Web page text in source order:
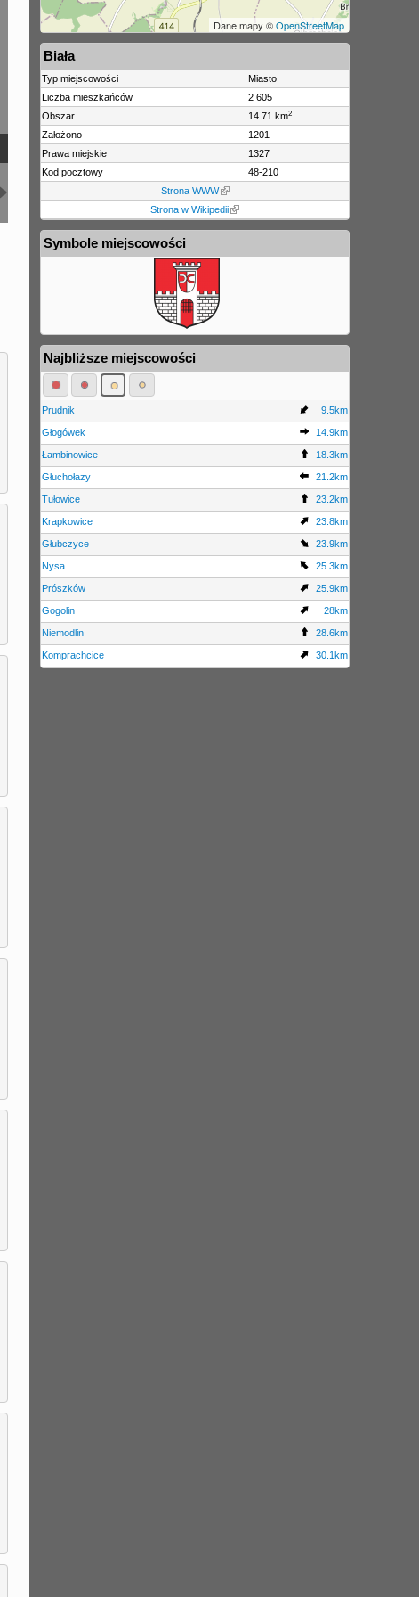
Dane mapy ©OpenStreetMap
Biała
Typ miejscowości
Miasto
Liczba mieszkańców
2 605
Obszar
14.71 km2
Założono
1201
Prawa miejskie
1327
Kod pocztowy
48-210
Strona WWW
Strona w Wikipedii
Symbole miejscowości
Najbliższe miejscowości
Prudnik 9.5km
Głogówek 14.9km
Łambinowice 18.3km
Głuchołazy 21.2km
Tułowice 23.2km
Krapkowice 23.8km
Głubczyce 23.9km
Nysa 25.3km
Prószków 25.9km
Gogolin 28km
Niemodlin 28.6km
Komprachcice 30.1km